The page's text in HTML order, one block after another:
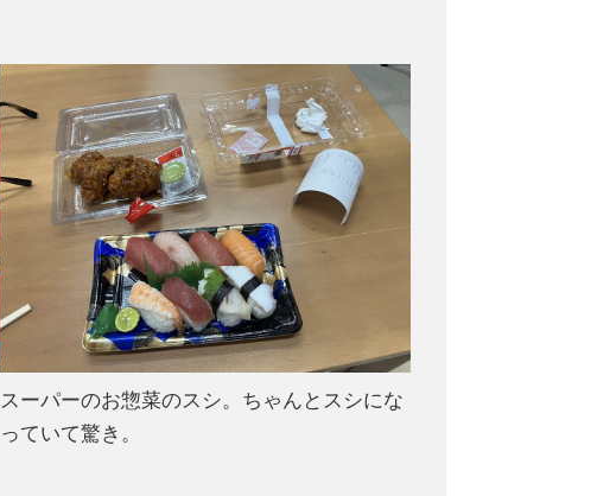
スーパーのお惣菜のスシ。ちゃんとスシにな
っていて驚き。